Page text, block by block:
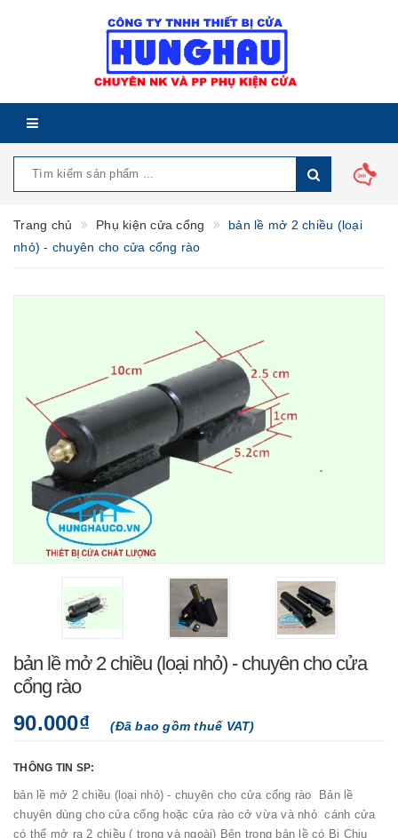
Trang chủ Phụ kiện cửa cổng
bản lề mở 2 chiều (loại
nhỏ) - chuyên cho cửa cổng rào
bản lề mở 2 chiều (loại nhỏ) - chuyên cho cửa
cổng rào
90.000₫ (Đã bao gồm thuế VAT)
THÔNG TIN SP:
bản lề mở 2 chiều (loại nhỏ) - chuyên cho cửa cổng rào Bản lề
chuyên dùng cho cửa cổng hoặc cửa rào cở vừa và nhỏ cánh cửa
có thể mở ra 2 chiều ( trong và ngoài) Bên trong bản lề có Bi Chịu